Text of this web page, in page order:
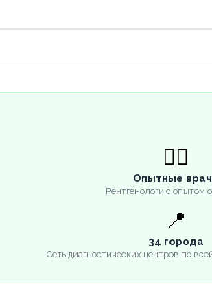
👨‍⚕️
Опытные
Рентгенологи с опытом
📍
34 города
Сеть диагностических центров по